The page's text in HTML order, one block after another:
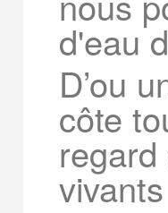
d'eau
D’ou
côte